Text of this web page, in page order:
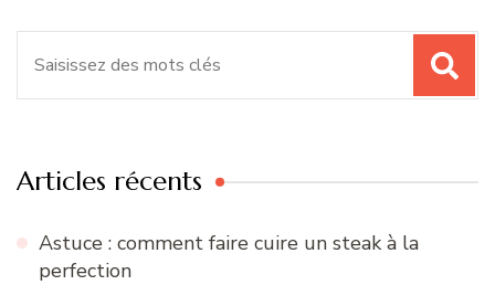
Articles récents
Astuce : comment faire cuire un steak à la
perfection